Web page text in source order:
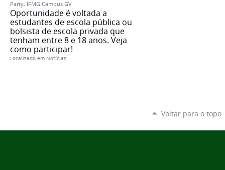
Party, IFMG Campus GV
Oportunidade é voltada a
estudantes de escola pública ou
bolsista de escola privada que
tenham entre 8 e 18 anos. Veja
como participar!
Localizado em Notícias
Voltar para o topo